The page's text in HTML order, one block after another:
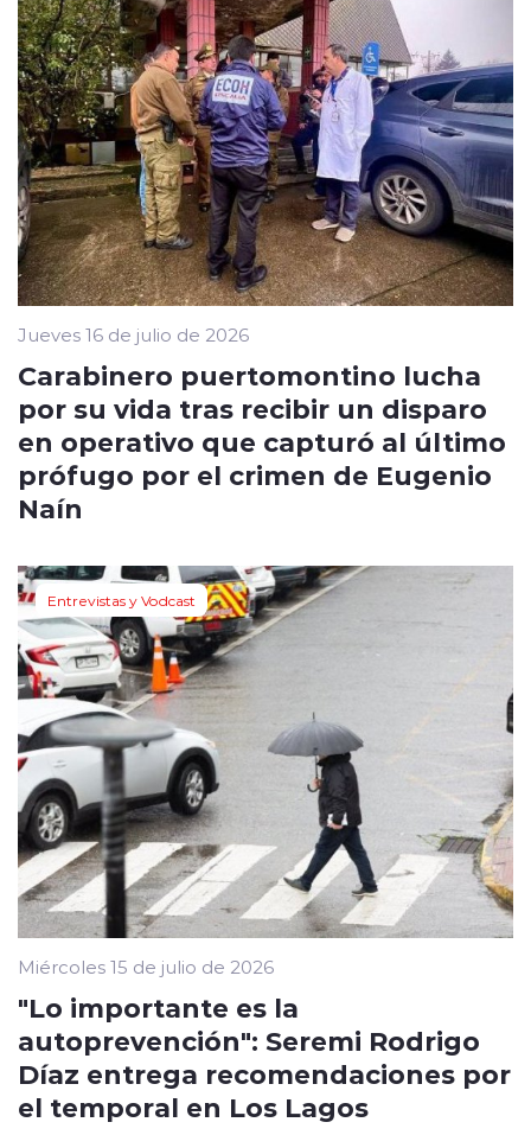
Jueves 16 de julio de 2026
Carabinero puertomontino lucha
por su vida tras recibir un disparo
en operativo que capturó al último
prófugo por el crimen de Eugenio
Naín
Entrevistas y Vodcast
Miércoles 15 de julio de 2026
"Lo importante es la
autoprevención": Seremi Rodrigo
Díaz entrega recomendaciones por
el temporal en Los Lagos